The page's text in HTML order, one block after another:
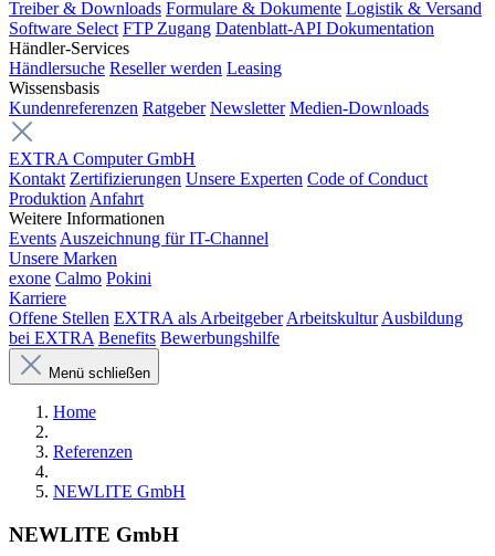
Treiber & Downloads Formulare & Dokumente Logistik & Versand
Software Select FTP Zugang Datenblatt-API Dokumentation
Händler-Services
Händlersuche Reseller werden Leasing
Wissensbasis
Kundenreferenzen Ratgeber Newsletter Medien-Downloads
EXTRA Computer GmbH
Kontakt Zertifizierungen Unsere Experten Code of Conduct
Produktion Anfahrt
Weitere Informationen
Events Auszeichnung für IT-Channel
Unsere Marken
exone Calmo Pokini
Karriere
Offene Stellen EXTRA als Arbeitgeber Arbeitskultur Ausbildung
bei EXTRA Benefits Bewerbungshilfe
Menü schließen
Home
Referenzen
NEWLITE GmbH
NEWLITE GmbH